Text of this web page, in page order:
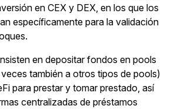
en CEX y DEX, en los que los
específicamente para la validación
en depositar fondos en pools
también a otros tipos de pools)
para prestar y tomar prestado, así
centralizadas de préstamos